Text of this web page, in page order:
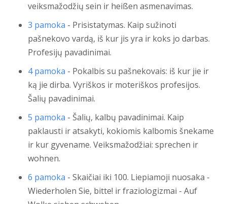
veiksmažodžių sein ir heißen asmenavimas.
3 pamoka - Prisistatymas. Kaip sužinoti
pašnekovo vardą, iš kur jis yra ir koks jo darbas.
Profesijų pavadinimai.
4 pamoka - Pokalbis su pašnekovais: iš kur jie ir
ką jie dirba. Vyriškos ir moteriškos profesijos.
Šalių pavadinimai.
5 pamoka - Šalių, kalbų pavadinimai. Kaip
paklausti ir atsakyti, kokiomis kalbomis šnekame
ir kur gyvename. Veiksmažodžiai: sprechen ir
wohnen.
6 pamoka - Skaičiai iki 100. Liepiamoji nuosaka -
Wiederholen Sie, bitte! ir fraziologizmai - Auf